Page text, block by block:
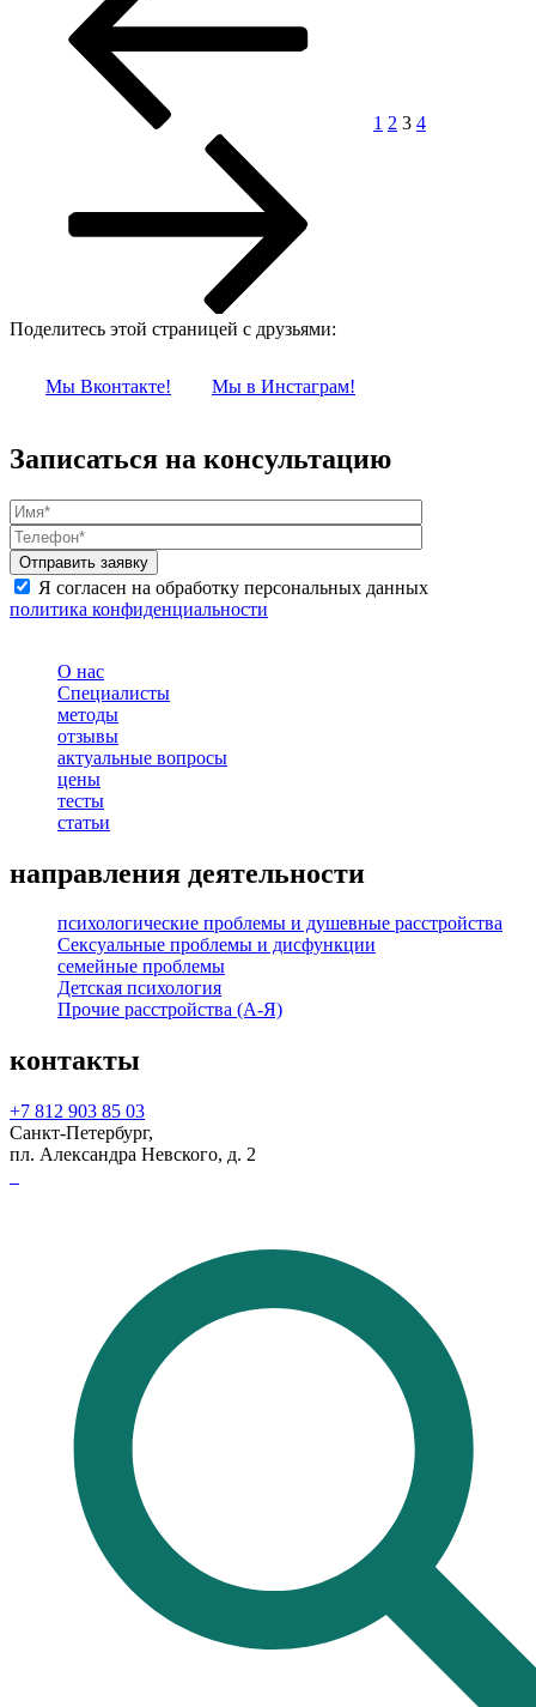
записям
1 2 3 4
Поделитесь этой страницей с друзьями:
Мы Вконтакте! Мы в Инстаграм!
Записаться на консультацию
Я согласен на обработку персональных данных
политика конфиденциальности
О нас
Специалисты
методы
отзывы
актуальные вопросы
цены
тесты
статьи
направления деятельности
психологические проблемы и душевные расстройства
Сексуальные проблемы и дисфункции
семейные проблемы
Детская психология
Прочие расстройства (А-Я)
контакты
+7 812 903 85 03
Санкт-Петербург,
пл. Александра Невского, д. 2